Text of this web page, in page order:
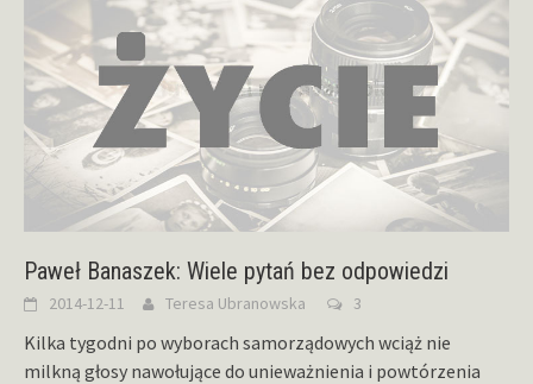
Paweł Banaszek: Wiele pytań bez odpowiedzi
2014-12-11 Teresa Ubranowska 3
Kilka tygodni po wyborach samorządowych wciąż nie
milkną głosy nawołujące do unieważnienia i powtórzenia